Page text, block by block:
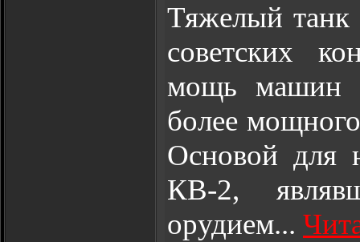
Тяжелый танк
советских
мощь машин
более
Основой для
КВ-2,
орудием...